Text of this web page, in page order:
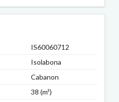
IS60060712
Isolabona
Cabanon
38 (m²)